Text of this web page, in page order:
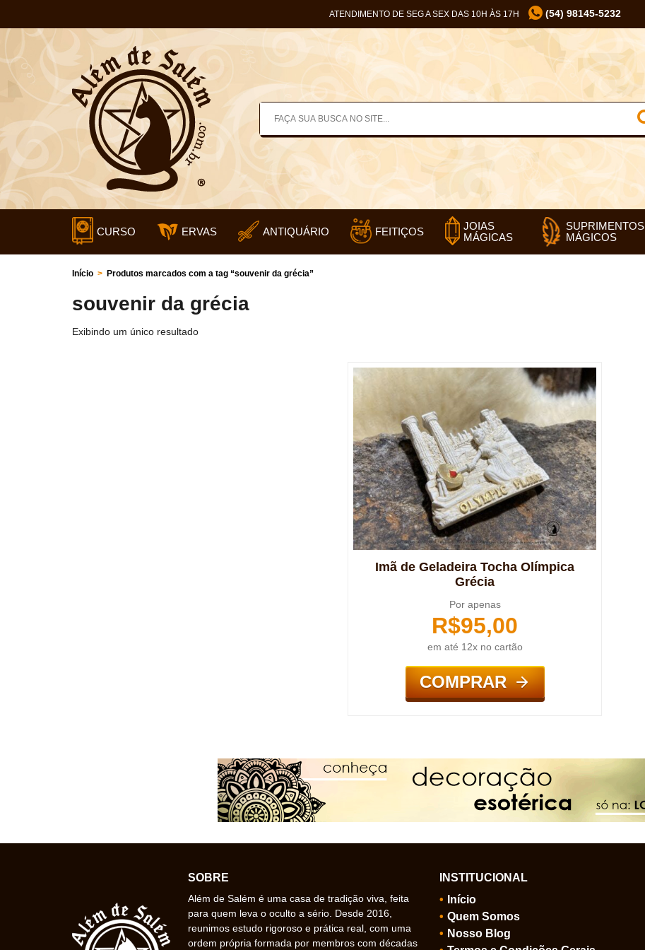
ATENDIMENTO DE SEG A SEX DAS 10H ÀS 17H (54) 98145-5232
CURSO ERVAS ANTIQUÁRIO FEITIÇOS
JOIAS
MÁGICAS
SUPRIMENTOS
MÁGICOS
Início > Produtos marcados com a tag “souvenir da grécia”
souvenir da grécia
Exibindo um único resultado
Imã de Geladeira Tocha Olímpica
Grécia
Por apenas
R$95,00
em até 12x no cartão
COMPRAR
SOBRE
Além de Salém é uma casa de tradição viva, feita
para quem leva o oculto a sério. Desde 2016,
reunimos estudo rigoroso e prática real, com uma
ordem própria formada por membros com décadas
INSTITUCIONAL
Início
Quem Somos
Nosso Blog